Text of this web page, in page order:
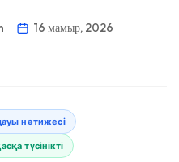
16 мамыр, 2026
нәтижесі
түсінікті